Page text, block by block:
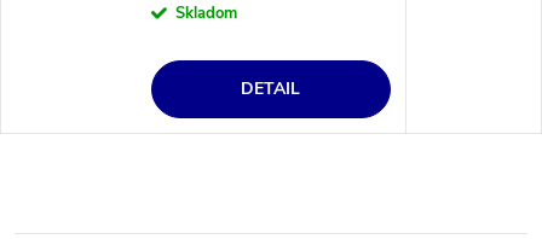
Skladom
DETAIL